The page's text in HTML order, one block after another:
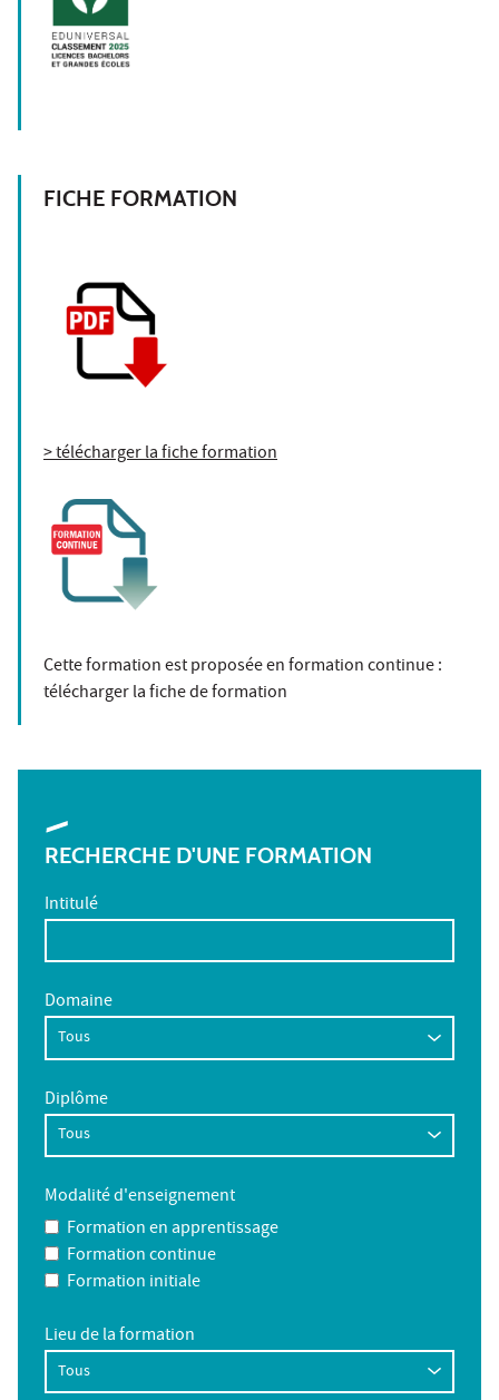
FICHE FORMATION
> télécharger la fiche formation
Cette formation est proposée en formation continue :
télécharger la fiche de formation
RECHERCHE D'UNE FORMATION
Intitulé
Domaine
Diplôme
Modalité d'enseignement
Formation en apprentissage
Formation continue
Formation initiale
Lieu de la formation